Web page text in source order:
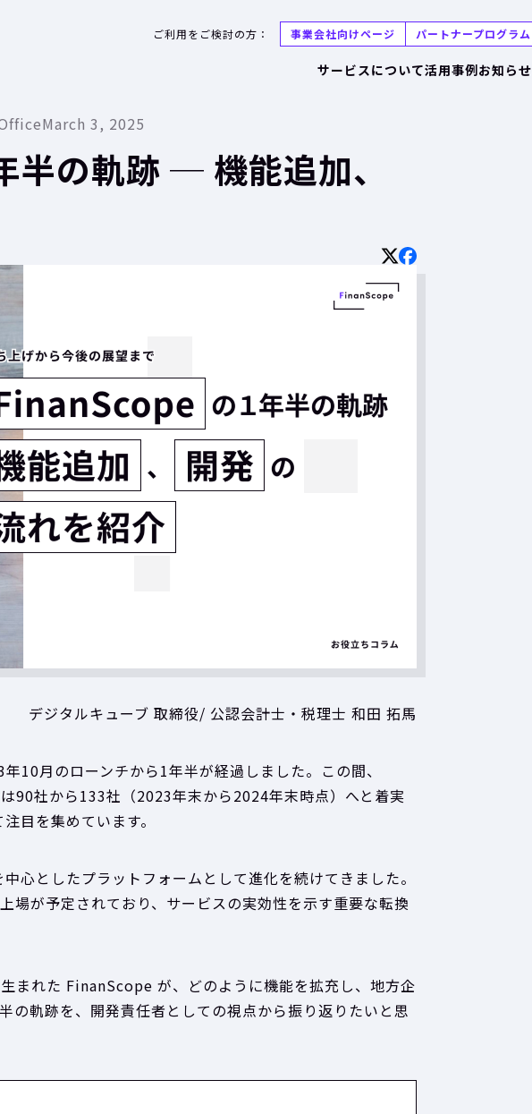
ご利用をご検討の方： 事業会社向けページ パートナープログラム
サービスについて活用事例お知らせ
March 3, 2025
の軌跡 ─ 機能追加、
デジタルキューブ 取締役/ 公認会計士・税理士 和田 拓馬
10月のローンチから1年半が経過しました。この間、
90社から133社（2023年末から2024年末時点）へと着実
目を集めています。
心としたプラットフォームとして進化を続けてきました。
が予定されており、サービスの実効性を示す重要な転換
まれた FinanScope が、どのように機能を拡充し、地方企
の軌跡を、開発責任者としての視点から振り返りたいと思